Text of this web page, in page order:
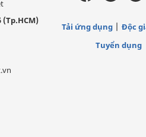
(Tp.HCM)
Tải ứng dụng
Độc
Tuyển dụng